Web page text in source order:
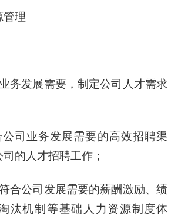
理
务发展需要，制定公司人才需求
公司业务发展需要的高效招聘渠
的人才招聘工作；
合公司发展需要的薪酬激励、绩
汰机制等基础人力资源制度体